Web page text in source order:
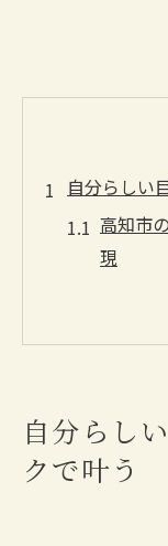
自分らしい
高知市
現
まつエ
高知市
魅力
まつエ
自分らし
クで叶う